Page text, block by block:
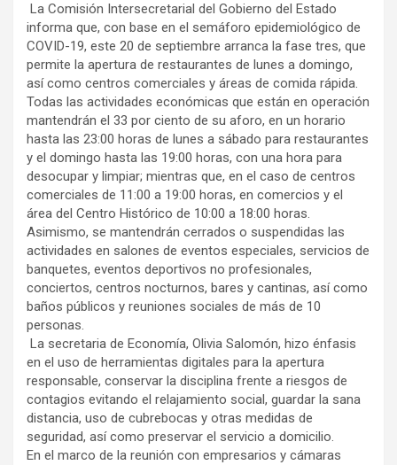
La Comisión Intersecretarial del Gobierno del Estado
informa que, con base en el semáforo epidemiológico de
COVID-19, este 20 de septiembre arranca la fase tres, que
permite la apertura de restaurantes de lunes a domingo,
así como centros comerciales y áreas de comida rápida.
Todas las actividades económicas que están en operación
mantendrán el 33 por ciento de su aforo, en un horario
hasta las 23:00 horas de lunes a sábado para restaurantes
y el domingo hasta las 19:00 horas, con una hora para
desocupar y limpiar; mientras que, en el caso de centros
comerciales de 11:00 a 19:00 horas, en comercios y el
área del Centro Histórico de 10:00 a 18:00 horas.
Asimismo, se mantendrán cerrados o suspendidas las
actividades en salones de eventos especiales, servicios de
banquetes, eventos deportivos no profesionales,
conciertos, centros nocturnos, bares y cantinas, así como
baños públicos y reuniones sociales de más de 10
personas.
La secretaria de Economía, Olivia Salomón, hizo énfasis
en el uso de herramientas digitales para la apertura
responsable, conservar la disciplina frente a riesgos de
contagios evitando el relajamiento social, guardar la sana
distancia, uso de cubrebocas y otras medidas de
seguridad, así como preservar el servicio a domicilio.
En el marco de la reunión con empresarios y cámaras